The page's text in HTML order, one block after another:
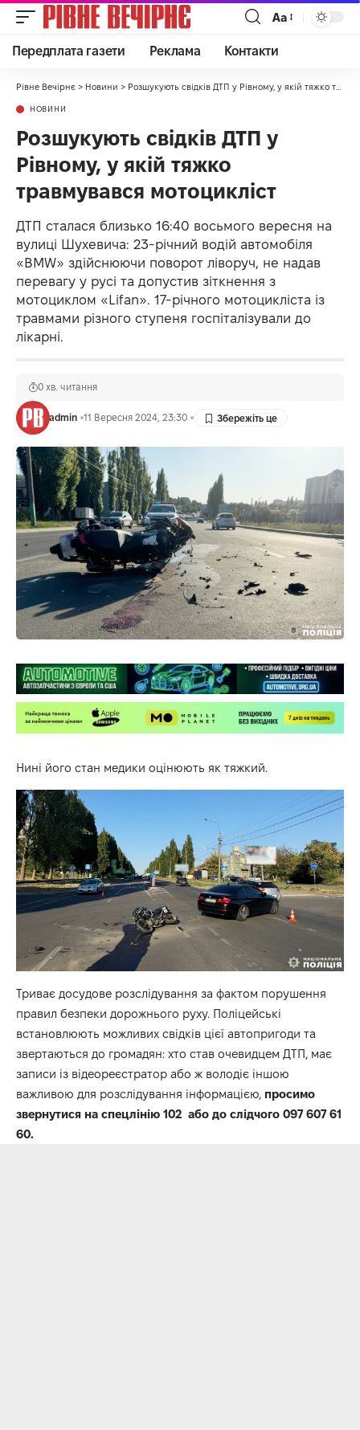
Аа
Передплата газети Реклама Контакти
Рівне Вечірнє > Новини > Розшукують свідків ДТП у Рівному, у якій тяжко травмувався мотоцикліст
НОВИНИ
Розшукують свідків ДТП у
Рівному, у якій тяжко
травмувався мотоцикліст
ДТП сталася близько 16:40 восьмого вересня на
вулиці Шухевича: 23-річний водій автомобіля
«BMW» здійснюючи поворот ліворуч, не надав
перевагу у русі та допустив зіткнення з
мотоциклом «Lifan». 17-річного мотоцикліста із
травмами різного ступеня госпіталізували до
лікарні.
admin 11 Вересня 2024, 23:30
0 хв. читання
Нині його стан медики оцінюють як тяжкий.
Триває досудове розслідування за фактом порушення
правил безпеки дорожнього руху. Поліцейські
встановлюють можливих свідків цієї автопригоди та
звертаються до громадян: хто став очевидцем ДТП, має
записи із відеореєстратор або ж володіє іншою
важливою для розслідування інформацією, просимо
звернутися на спецлінію 102 або до слідчого 097 607 61
60.